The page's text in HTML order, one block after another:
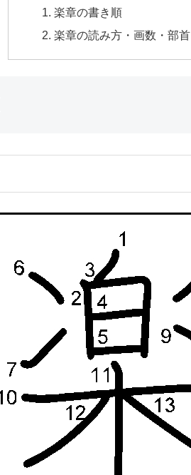
楽章の書き順
楽章の読み方・画数・部首